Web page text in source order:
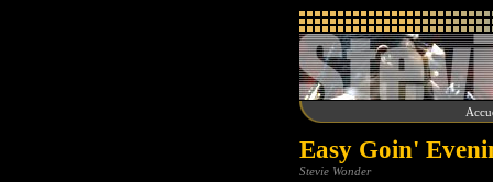
Easy Goin'
Stevie Wonder